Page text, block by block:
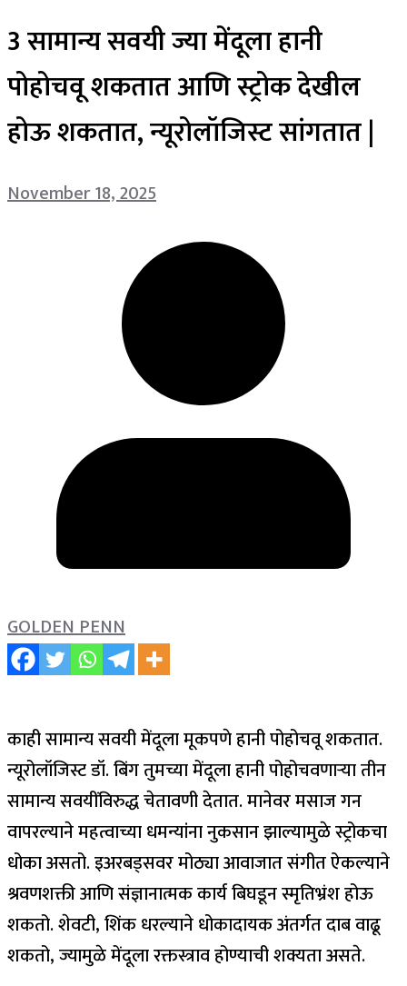
3 सामान्य सवयी ज्या मेंदूला हानी
पोहोचवू शकतात आणि स्ट्रोक देखील
होऊ शकतात, न्यूरोलॉजिस्ट सांगतात |
November 18, 2025
GOLDEN PENN
काही सामान्य सवयी मेंदूला मूकपणे हानी पोहोचवू शकतात.
न्यूरोलॉजिस्ट डॉ. बिंग तुमच्या मेंदूला हानी पोहोचवणाऱ्या तीन
सामान्य सवयींविरुद्ध चेतावणी देतात. मानेवर मसाज गन
वापरल्याने महत्वाच्या धमन्यांना नुकसान झाल्यामुळे स्ट्रोकचा
धोका असतो. इअरबड्सवर मोठ्या आवाजात संगीत ऐकल्याने
श्रवणशक्ती आणि संज्ञानात्मक कार्य बिघडून स्मृतिभ्रंश होऊ
शकतो. शेवटी, शिंक धरल्याने धोकादायक अंतर्गत दाब वाढू
शकतो, ज्यामुळे मेंदूला रक्तस्त्राव होण्याची शक्यता असते.